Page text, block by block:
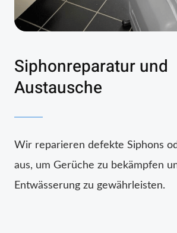
Siphonreparatur und
Austausche
Wir reparieren defekte Siphons
aus, um Gerüche zu bekämpfen
Entwässerung zu gewährleisten.